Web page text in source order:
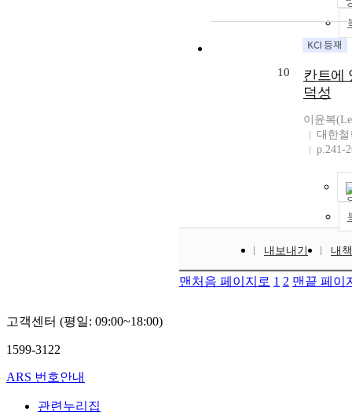
10
칸트에
덕성
이윤복
대한철
p.241-
내보내기 내
맨처음 페이지로 1 2 맨끝 페이
고객센터 (평일: 09:00~18:00)
1599-3122
ARS 번호안내
관련누리집